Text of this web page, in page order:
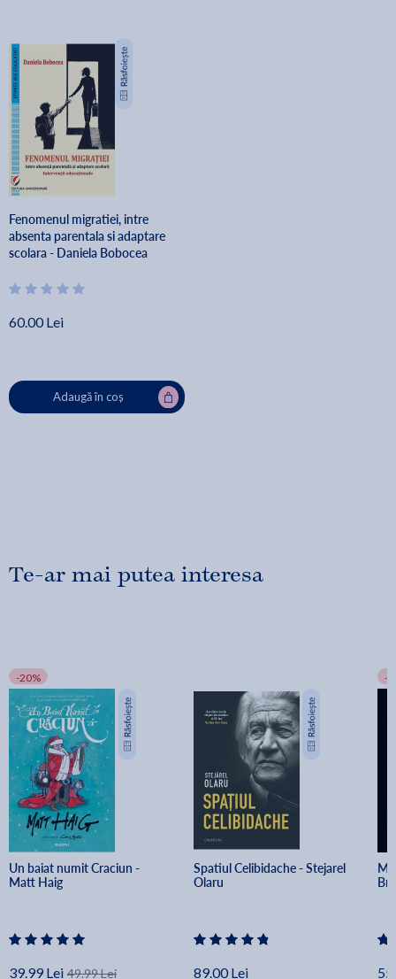
Fenomenul migratiei, intre
absenta parentala si adaptare
scolara - Daniela Bobocea
60.00 Lei
Adaugă în coș
Te-ar mai putea interesa
-20%
Un baiat numit Craciun -
Matt Haig
39.99 Lei 49.99 Lei
Spatiul Celibidache - Stejarel
Olaru
89.00 Lei
-